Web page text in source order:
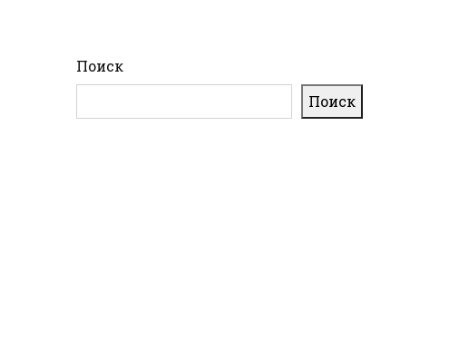
Поиск
Поиск